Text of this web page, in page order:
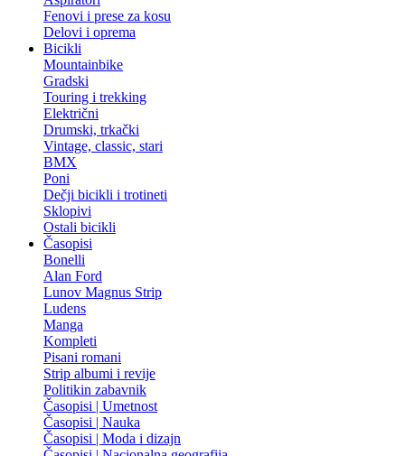
Fenovi i prese za kosu
Delovi i oprema
Bicikli
Mountainbike
Gradski
Touring i trekking
Električni
Drumski, trkački
Vintage, classic, stari
BMX
Poni
Dečji bicikli i trotineti
Sklopivi
Ostali bicikli
Časopisi
Bonelli
Alan Ford
Lunov Magnus Strip
Ludens
Manga
Kompleti
Pisani romani
Strip albumi i revije
Politikin zabavnik
Časopisi | Umetnost
Časopisi | Nauka
Časopisi | Moda i dizajn